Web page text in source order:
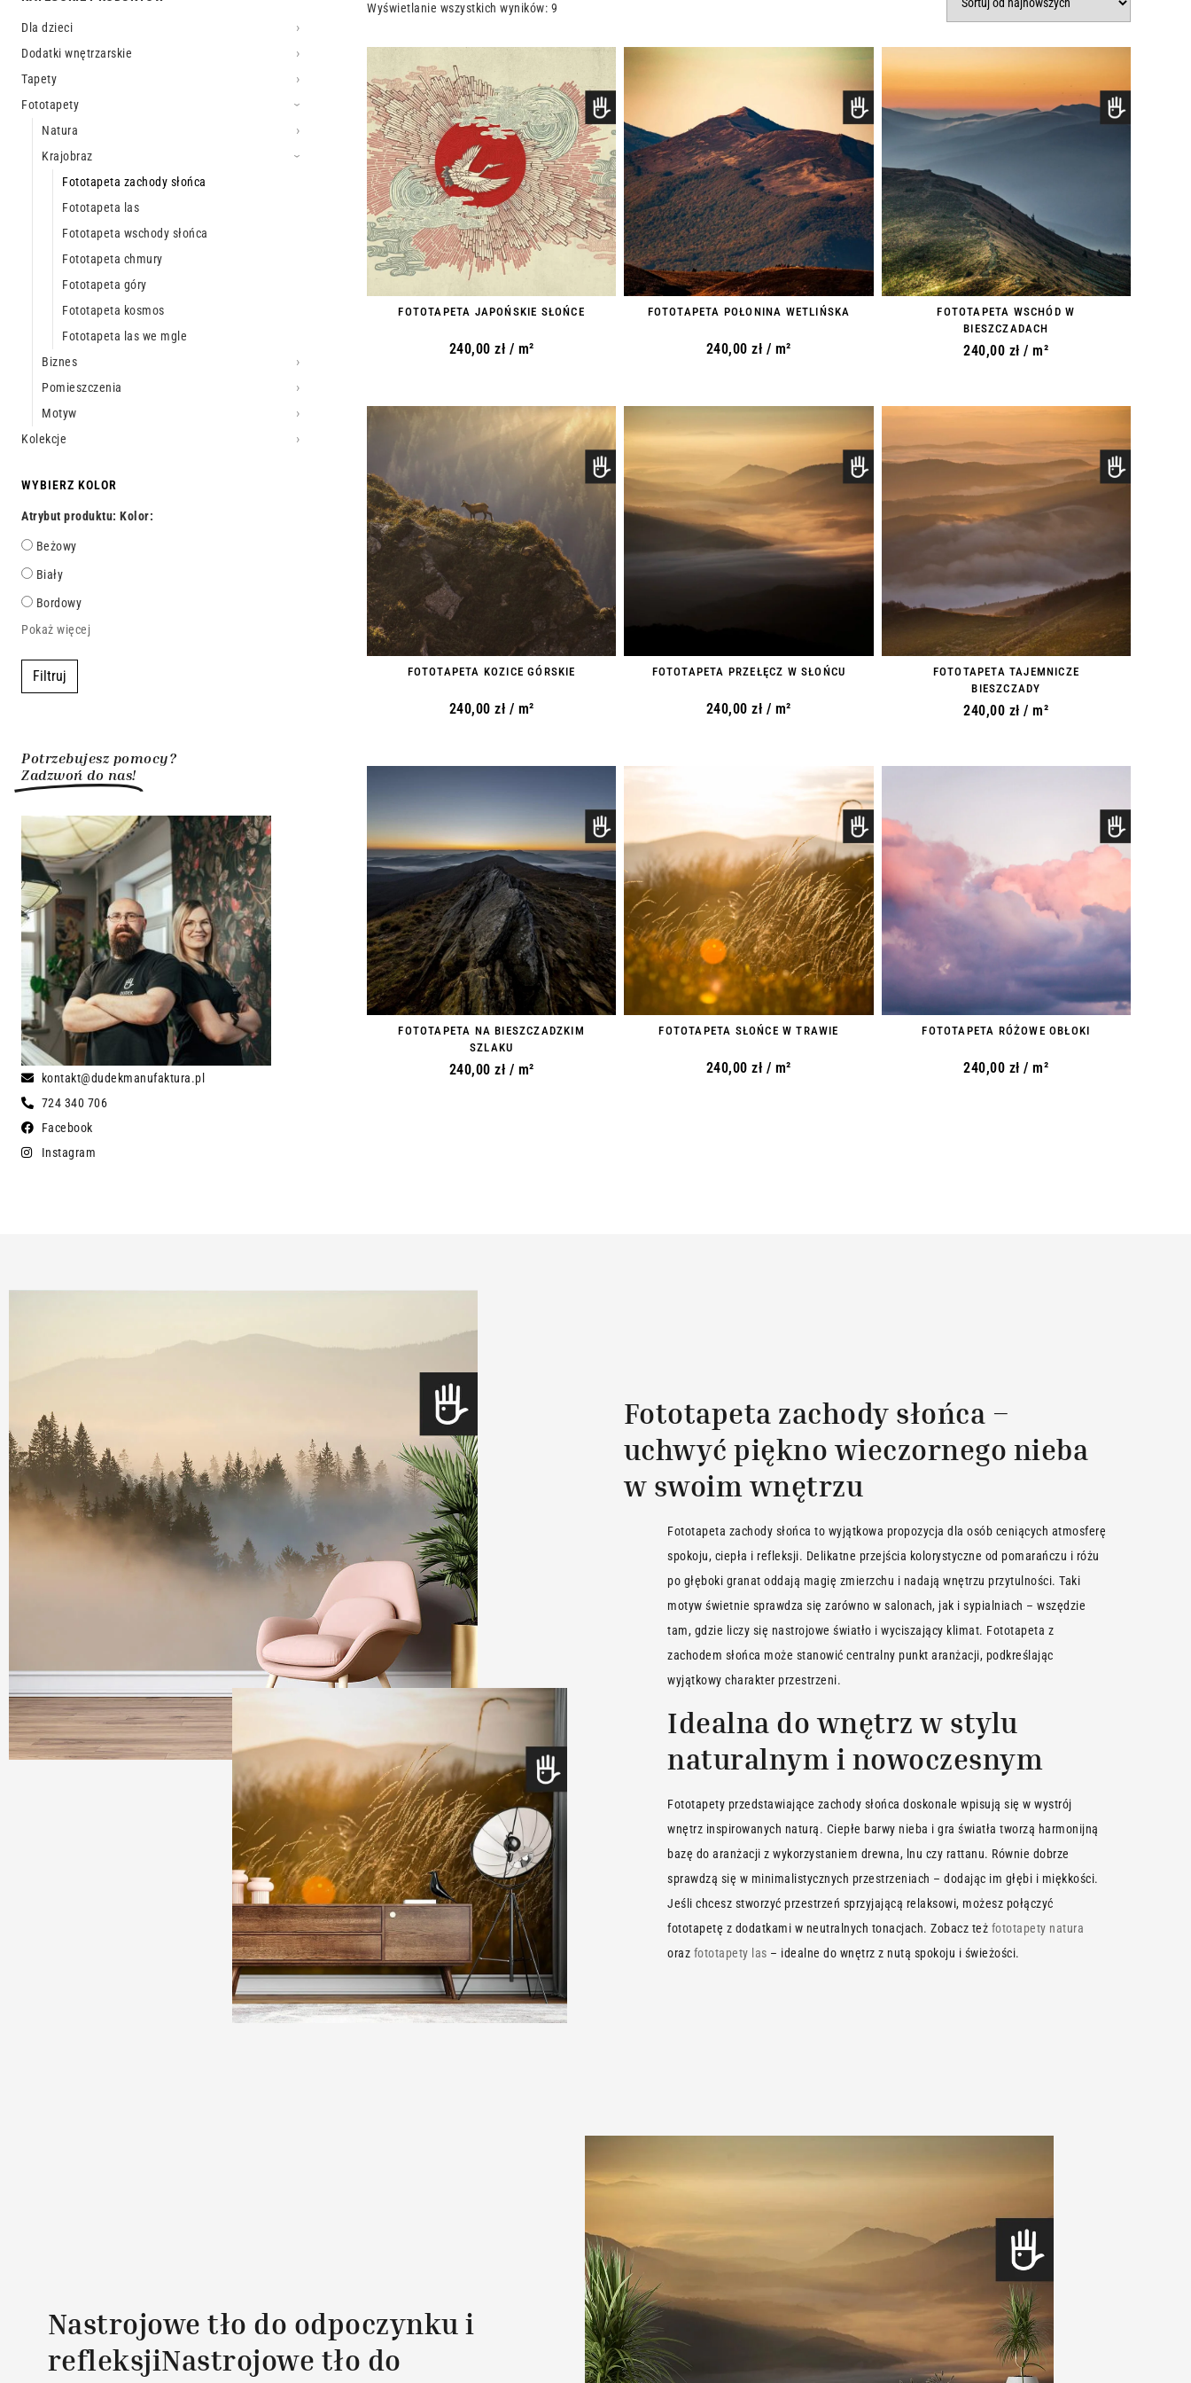
Dla dzieci
Dodatki wnętrzarskie
Tapety
Fototapety
Natura
Krajobraz
Fototapeta zachody słońca
Fototapeta las
Fototapeta wschody słońca
Fototapeta chmury
Fototapeta góry
Fototapeta kosmos
Fototapeta las we mgle
Biznes
Pomieszczenia
Motyw
Kolekcje
WYBIERZ KOLOR
Atrybut produktu: Kolor:
Beżowy
Biały
Bordowy
Pokaż więcej
Filtruj
Potrzebujesz pomocy?
Zadzwoń do nas!
kontakt@dudekmanufaktura.pl
724 340 706
Facebook
Instagram
Wyświetlanie wszystkich wyników: 9
FOTOTAPETA JAPOŃSKIE SŁOŃCE
240,00zł / m²
FOTOTAPETA POŁONINA WETLIŃSKA
240,00zł / m²
FOTOTAPETA WSCHÓD W
BIESZCZADACH
240,00 zł / m²
FOTOTAPETA KOZICE GÓRSKIE
240,00zł / m²
FOTOTAPETA PRZEŁĘCZ W SŁOŃCU
240,00zł / m²
FOTOTAPETA TAJEMNICZE
BIESZCZADY
240,00 zł / m²
FOTOTAPETA NA BIESZCZADZKIM
SZLAKU
240,00zł / m²
FOTOTAPETA SŁOŃCE W TRAWIE
240,00zł / m²
FOTOTAPETA RÓŻOWE OBŁOKI
240,00 zł / m²
Fototapeta zachody słońca –
uchwyć piękno wieczornego nieba
w swoim wnętrzu
Fototapeta zachody słońca to wyjątkowa propozycja dla osób ceniących atmosferę
spokoju, ciepła i refleksji. Delikatne przejścia kolorystyczne od pomarańczu i różu
po głęboki granat oddają magię zmierzchu i nadają wnętrzu przytulności. Taki
motyw świetnie sprawdza się zarówno w salonach, jak i sypialniach – wszędzie
tam, gdzie liczy się nastrojowe światło i wyciszający klimat. Fototapeta z
zachodem słońca może stanowić centralny punkt aranżacji, podkreślając
wyjątkowy charakter przestrzeni.
Idealna do wnętrz w stylu
naturalnym i nowoczesnym
Fototapety przedstawiające zachody słońca doskonale wpisują się w wystrój
wnętrz inspirowanych naturą. Ciepłe barwy nieba i gra światła tworzą harmonijną
bazę do aranżacji z wykorzystaniem drewna, lnu czy rattanu. Równie dobrze
sprawdzą się w minimalistycznych przestrzeniach – dodając im głębi i miękkości.
Jeśli chcesz stworzyć przestrzeń sprzyjającą relaksowi, możesz połączyć
fototapetę z dodatkami w neutralnych tonacjach. Zobacz też fototapety natura
oraz fototapety las – idealne do wnętrz z nutą spokoju i świeżości.
Nastrojowe tło do odpoczynku i
refleksjiNastrojowe tło do